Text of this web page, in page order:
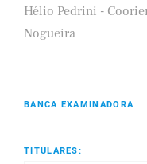
Hélio Pedrini -
Nogueira
BANCA EXAMINADORA
TITULARES: